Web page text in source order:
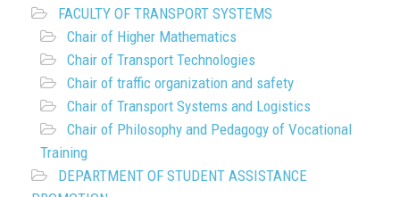
FACULTY OF TRANSPORT SYSTEMS
Chair of Higher Mathematics
Chair of Transport Technologies
Chair of traffic organization and safety
Chair of Transport Systems and Logistics
Chair of Philosophy and Pedagogy of Vocational
Training
DEPARTMENT OF STUDENT ASSISTANCE